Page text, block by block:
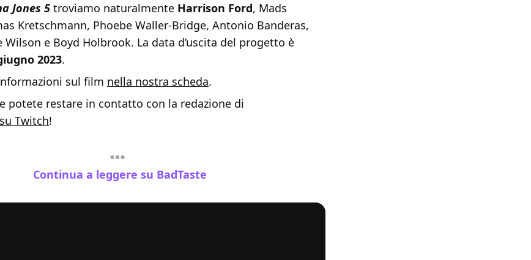
Jones 5 troviamo naturalmente Harrison Ford, Mads
Kretschmann, Phoebe Waller-Bridge, Antonio Banderas,
Wilson e Boyd Holbrook. La data d’uscita del progetto è
2023.
sul film nella nostra scheda.
potete restare in contatto con la redazione di
Twitch!
Continua a leggere su BadTaste